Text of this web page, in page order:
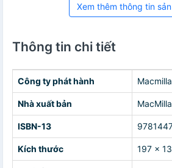
Xem thêm thông tin
Thông tin chi tiết
Công ty phát hành
Nhà xuất bản
ISBN-13
Kích thước 197 x